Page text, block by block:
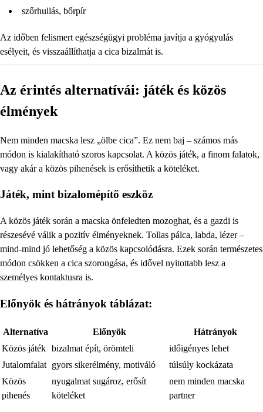
szőrhullás, bőrpír
Az időben felismert egészségügyi probléma javítja a gyógyulás
esélyeit, és visszaállíthatja a cica bizalmát is.
Az érintés alternatívái: játék és közös
élmények
Nem minden macska lesz „ölbe cica”. Ez nem baj – számos más
módon is kialakítható szoros kapcsolat. A közös játék, a finom falatok,
vagy akár a közös pihenések is erősíthetik a köteléket.
Játék, mint bizalomépítő eszköz
A közös játék során a macska önfeledten mozoghat, és a gazdi is
részesévé válik a pozitív élményeknek. Tollas pálca, labda, lézer –
mind-mind jó lehetőség a közös kapcsolódásra. Ezek során természetes
módon csökken a cica szorongása, és idővel nyitottabb lesz a
személyes kontaktusra is.
Előnyök és hátrányok táblázat:
Alternatíva Előnyök
Hátrányok
Közös játék bizalmat épít, örömteli
időigényes lehet
Jutalomfalat gyors sikerélmény, motiváló
túlsúly kockázata
Közös
pihenés
nyugalmat sugároz, erősít
köteléket
nem minden macska
partner